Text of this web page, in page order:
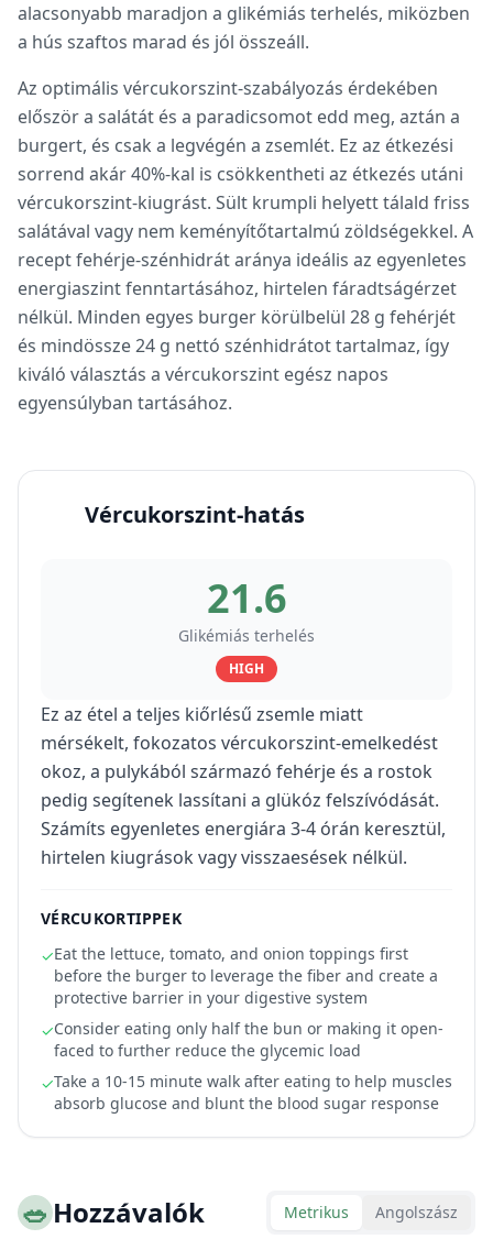
alacsonyabb maradjon a glikémiás terhelés, miközben
a hús szaftos marad és jól összeáll.
Az optimális vércukorszint-szabályozás érdekében
először a salátát és a paradicsomot edd meg, aztán a
burgert, és csak a legvégén a zsemlét. Ez az étkezési
sorrend akár 40%-kal is csökkentheti az étkezés utáni
vércukorszint-kiugrást. Sült krumpli helyett tálald friss
salátával vagy nem keményítőtartalmú zöldségekkel. A
recept fehérje-szénhidrát aránya ideális az egyenletes
energiaszint fenntartásához, hirtelen fáradtságérzet
nélkül. Minden egyes burger körülbelül 28 g fehérjét
és mindössze 24 g nettó szénhidrátot tartalmaz, így
kiváló választás a vércukorszint egész napos
egyensúlyban tartásához.
Vércukorszint-hatás
21.6
Glikémiás terhelés
HIGH
Ez az étel a teljes kiőrlésű zsemle miatt
mérsékelt, fokozatos vércukorszint-emelkedést
okoz, a pulykából származó fehérje és a rostok
pedig segítenek lassítani a glükóz felszívódását.
Számíts egyenletes energiára 3-4 órán keresztül,
hirtelen kiugrások vagy visszaesések nélkül.
VÉRCUKORTIPPEK
✓Eat the lettuce, tomato, and onion toppings first
before the burger to leverage the fiber and create a
protective barrier in your digestive system
✓Consider eating only half the bun or making it open-
faced to further reduce the glycemic load
✓Take a 10-15 minute walk after eating to help muscles
absorb glucose and blunt the blood sugar response
🥗Hozzávalók Metrikus Angolszász